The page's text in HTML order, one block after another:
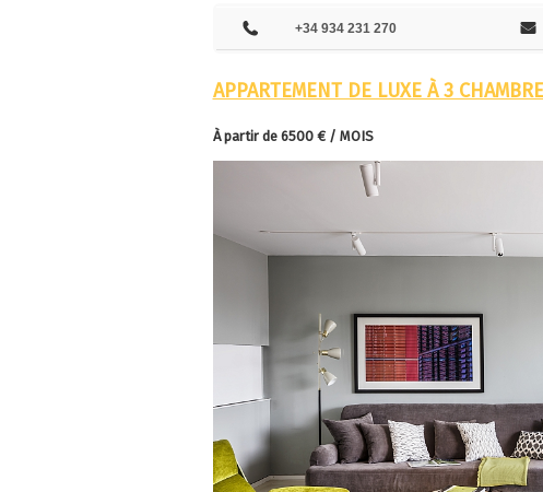
+34 934 231 270
APPARTEMENT DE LUXE À 3
À partir de6500 € / MOIS